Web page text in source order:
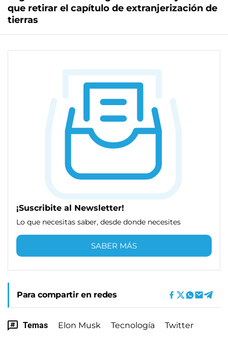
que retirar el capítulo de extranjerización de
tierras
¡Suscribite al Newsletter!
Lo que necesitas saber, desde donde necesites
SABER MÁS
Para compartir en redes
Temas Elon Musk Tecnología Twitter